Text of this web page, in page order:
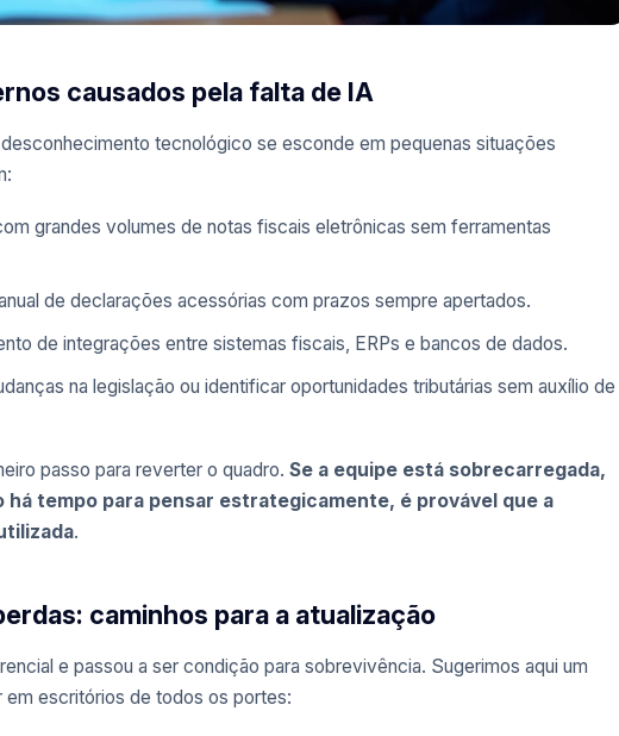
causados pela falta de IA
tecnológico se esconde em pequenas situações
grandes volumes de notas fiscais eletrônicas sem ferramentas
de declarações acessórias com prazos sempre apertados.
de integrações entre sistemas fiscais, ERPs e bancos de dados.
na legislação ou identificar oportunidades tributárias sem auxílio de
passo para reverter o quadro. Se a equipe está sobrecarregada,
há tempo para pensar estrategicamente, é provável que a
.
caminhos para a atualização
e passou a ser condição para sobrevivência. Sugerimos aqui um
escritórios de todos os portes: